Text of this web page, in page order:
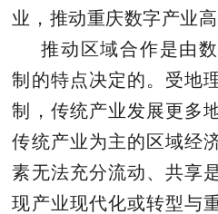
业，推动重庆数字产业高
推动区域合作是由
制的特点决定的。受地
制，传统产业发展更多
传统产业为主的区域经
素无法充分流动、共享
现产业现代化或转型与